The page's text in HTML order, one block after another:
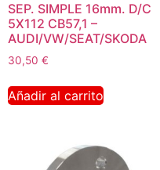
SEP. SIMPLE 16mm. D/C
5X112 CB57,1 –
AUDI/VW/SEAT/SKODA
30,50 €
Añadir al carrito